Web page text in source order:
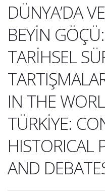
DÜNYA’DA
BEYİN
TARİHSEL
IN THE
TÜRKİYE:
HISTORICAL
AND